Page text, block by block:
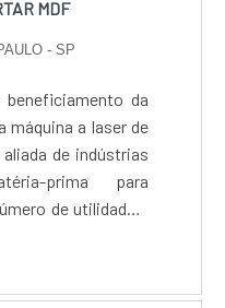
MDF
- SP
da
máquina a laser de
de indústrias
prima para
de utilidades.
Móveis;
Portas e itens de
precisão